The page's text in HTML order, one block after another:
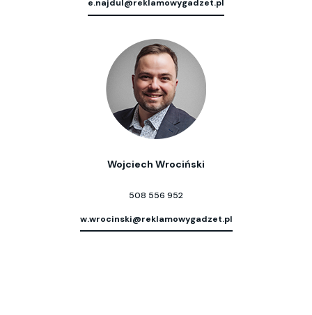
e.najdul@reklamowygadzet.pl
Wojciech Wrociński
508 556 952
w.wrocinski@reklamowygadzet.pl